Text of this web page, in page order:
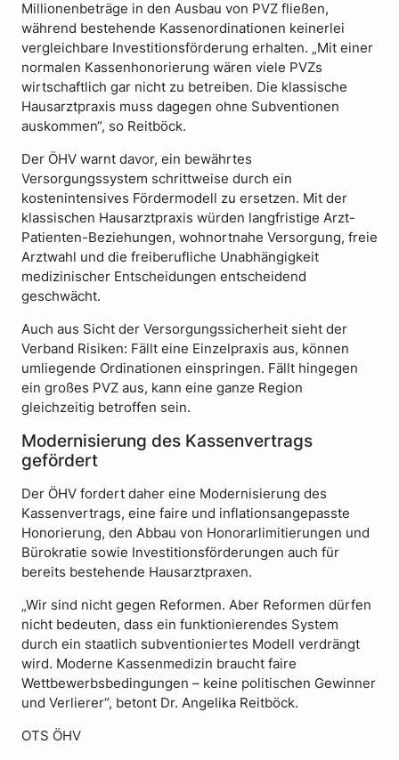
Millionenbeträge in den Ausbau von PVZ fließen,
während bestehende Kassenordinationen keinerlei
vergleichbare Investitionsförderung erhalten. „Mit einer
normalen Kassenhonorierung wären viele PVZs
wirtschaftlich gar nicht zu betreiben. Die klassische
Hausarztpraxis muss dagegen ohne Subventionen
auskommen“, so Reitböck.
Der ÖHV warnt davor, ein bewährtes
Versorgungssystem schrittweise durch ein
kostenintensives Fördermodell zu ersetzen. Mit der
klassischen Hausarztpraxis würden langfristige Arzt-
Patienten-Beziehungen, wohnortnahe Versorgung, freie
Arztwahl und die freiberufliche Unabhängigkeit
medizinischer Entscheidungen entscheidend
geschwächt.
Auch aus Sicht der Versorgungssicherheit sieht der
Verband Risiken: Fällt eine Einzelpraxis aus, können
umliegende Ordinationen einspringen. Fällt hingegen
ein großes PVZ aus, kann eine ganze Region
gleichzeitig betroffen sein.
Modernisierung des Kassenvertrags
gefördert
Der ÖHV fordert daher eine Modernisierung des
Kassenvertrags, eine faire und inflationsangepasste
Honorierung, den Abbau von Honorarlimitierungen und
Bürokratie sowie Investitionsförderungen auch für
bereits bestehende Hausarztpraxen.
„Wir sind nicht gegen Reformen. Aber Reformen dürfen
nicht bedeuten, dass ein funktionierendes System
durch ein staatlich subventioniertes Modell verdrängt
wird. Moderne Kassenmedizin braucht faire
Wettbewerbsbedingungen – keine politischen Gewinner
und Verlierer“, betont Dr. Angelika Reitböck.
OTS ÖHV